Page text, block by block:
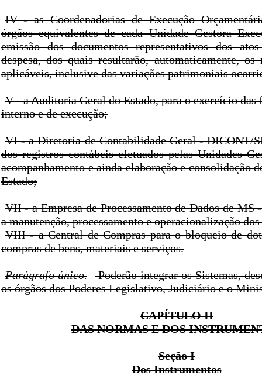
IV - as Coordenadorias de Execução
órgãos equivalentes de cada Unidade Gestora
emissão dos documentos representativos dos
despesa, dos quais resultarão, automaticamente, os
aplicáveis, inclusive das variações patrimoniais
V - a Auditoria Geral do Estado, para o exercício das
interno e de execução;
VI - a Diretoria de Contabilidade Geral - DICONT/
dos registros contábeis efetuados pelas Unidades
acompanhamento e ainda elaboração e consolidação
Estado;
VII - a Empresa de Processamento de Dados de MS
a manutenção, processamento e operacionalização
VIII - a Central de Compras para o bloqueio de
compras de bens, materiais e serviços.
Parágrafo único.
Poderão integrar os Sistemas,
os órgãos dos Poderes Legislativo, Judiciário e o
CAPÍTULO II
DAS NORMAS E DOS
Seção I
Dos Instrumentos